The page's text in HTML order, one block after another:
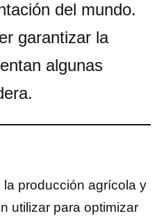
del mundo.
garantizar la
algunas
producción agrícola y
utilizar para optimizar